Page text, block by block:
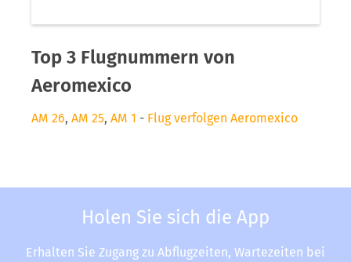
Top 3 Flugnummern von
Aeromexico
AM 26, AM 25, AM 1 - Flug verfolgen Aeromexico
Holen Sie sich die App
Erhalten Sie Zugang zu Abflugzeiten, Wartezeiten bei